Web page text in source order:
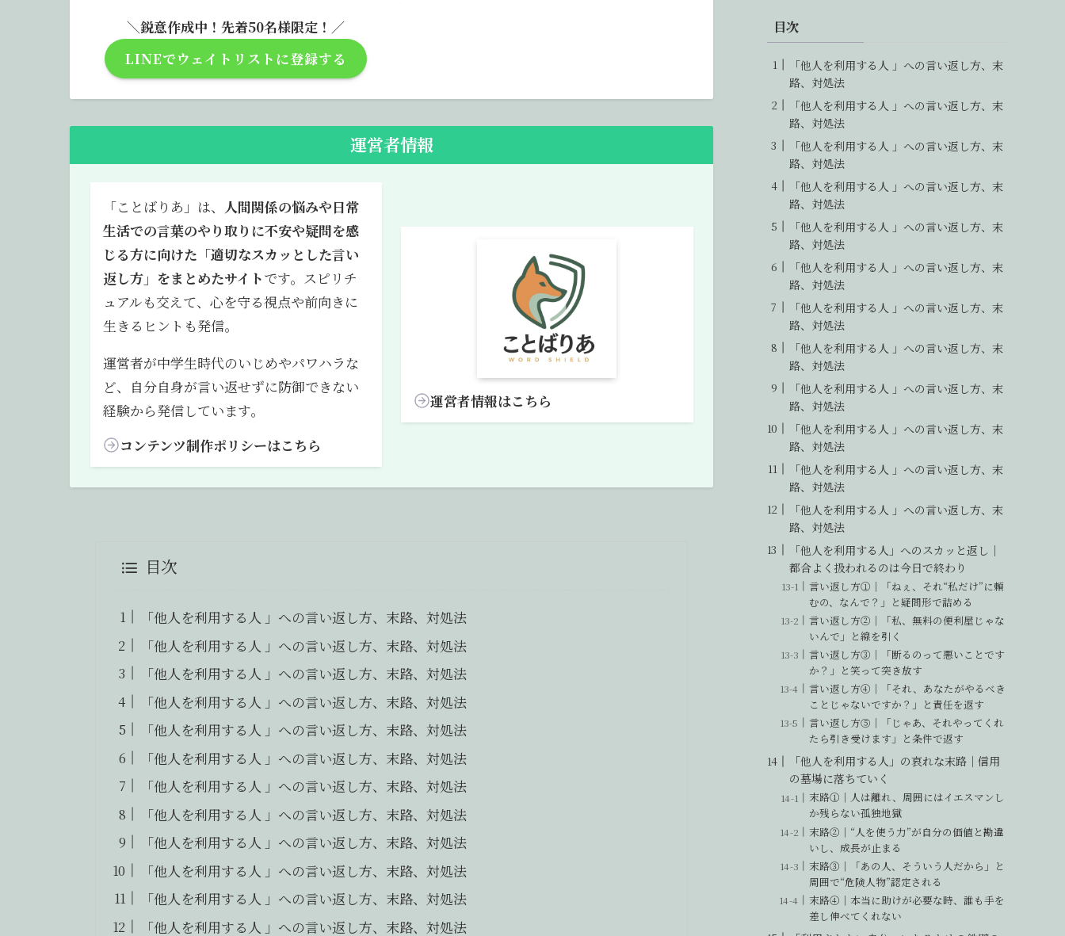
＼鋭意作成中！先着50名様限定！／
LINEでウェイトリストに登録する
運営者情報
「ことばりあ」は、 人間関係の悩みや日常
生活での言葉のやり取りに不安や疑問を感
じる方に向けた「適切なスカッとした言い
返し方」をまとめたサイトです。スピリチ
ュアルも交えて、心を守る視点や前向きに
生きるヒントも発信。
運営者が中学生時代のいじめやパワハラな
ど、自分自身が言い返せずに防御できない
経験から発信しています。
コンテンツ制作ポリシーはこちら
運営者情報はこちら
目次
「他人を利用する人 」への言い返し方、末路、対処法
「他人を利用する人 」への言い返し方、末路、対処法
「他人を利用する人 」への言い返し方、末路、対処法
「他人を利用する人 」への言い返し方、末路、対処法
「他人を利用する人 」への言い返し方、末路、対処法
「他人を利用する人 」への言い返し方、末路、対処法
「他人を利用する人 」への言い返し方、末路、対処法
「他人を利用する人 」への言い返し方、末路、対処法
「他人を利用する人 」への言い返し方、末路、対処法
「他人を利用する人 」への言い返し方、末路、対処法
「他人を利用する人 」への言い返し方、末路、対処法
「他人を利用する人 」への言い返し方、末路、対処法
目次
「他人を利用する人 」への言い返し方、末
路、対処法
「他人を利用する人 」への言い返し方、末
路、対処法
「他人を利用する人 」への言い返し方、末
路、対処法
「他人を利用する人 」への言い返し方、末
路、対処法
「他人を利用する人 」への言い返し方、末
路、対処法
「他人を利用する人 」への言い返し方、末
路、対処法
「他人を利用する人 」への言い返し方、末
路、対処法
「他人を利用する人 」への言い返し方、末
路、対処法
「他人を利用する人 」への言い返し方、末
路、対処法
「他人を利用する人 」への言い返し方、末
路、対処法
「他人を利用する人 」への言い返し方、末
路、対処法
「他人を利用する人 」への言い返し方、末
路、対処法
「他人を利用する人」へのスカッと返し｜
都合よく扱われるのは今日で終わり
言い返し方①｜「ねぇ、それ“私だけ”に頼
むの、なんで？」と疑問形で詰める
言い返し方②｜「私、無料の便利屋じゃな
いんで」と線を引く
言い返し方③｜「断るのって悪いことです
か？」と笑って突き放す
言い返し方④｜「それ、あなたがやるべき
ことじゃないですか？」と責任を返す
言い返し方⑤｜「じゃあ、それやってくれ
たら引き受けます」と条件で返す
「他人を利用する人」の哀れな末路｜信用
の墓場に落ちていく
末路①｜人は離れ、周囲にはイエスマンし
か残らない孤独地獄
末路②｜“人を使う力”が自分の価値と勘違
いし、成長が止まる
末路③｜「あの人、そういう人だから」と
周囲で“危険人物”認定される
末路④｜本当に助けが必要な時、誰も手を
差し伸べてくれない